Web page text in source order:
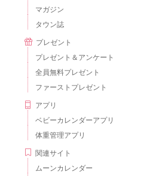
マガジン
タウン誌
プレゼント
プレゼント＆アンケート
全員無料プレゼント
ファーストプレゼント
アプリ
ベビーカレンダーアプリ
体重管理アプリ
関連サイト
ムーンカレンダー